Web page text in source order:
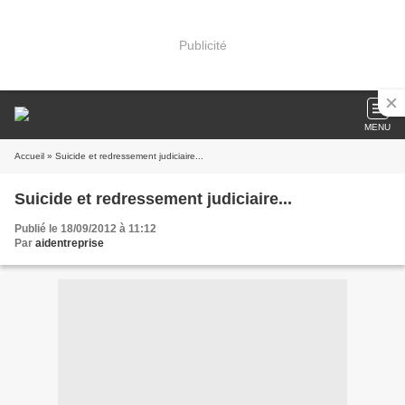
Publicité
MENU
Accueil » Suicide et redressement judiciaire...
Suicide et redressement judiciaire...
Publié le 18/09/2012 à 11:12
Par aidentreprise